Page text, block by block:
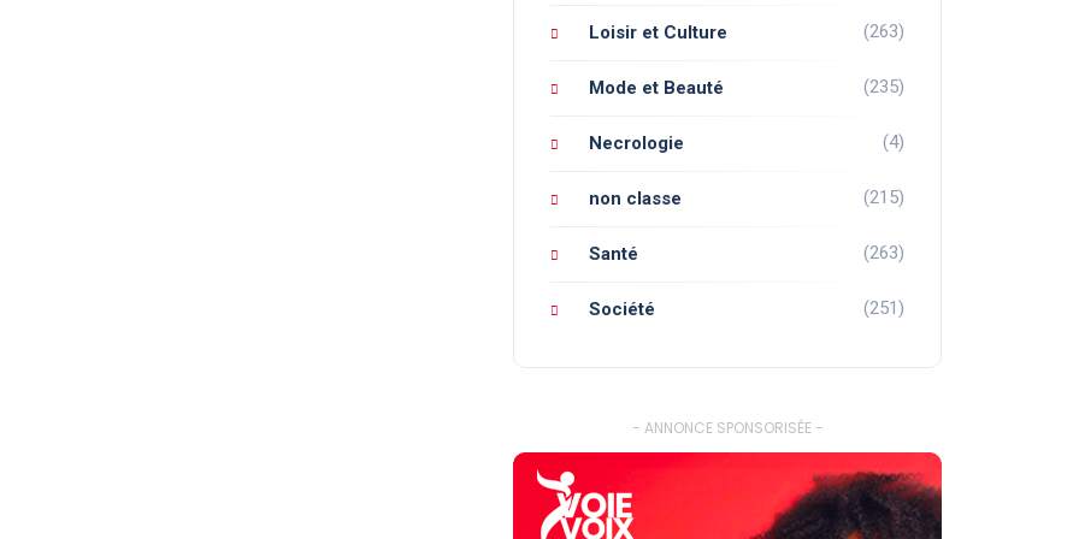
Loisir et Culture (263)
Mode et Beauté (235)
Necrologie (4)
non classe (215)
Santé (263)
Société (251)
- ANNONCE SPONSORISÉE -